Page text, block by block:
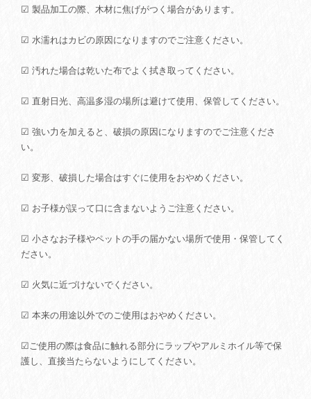
☑ 製品加工の際、木材に焦げがつく場合があります。
☑ 水濡れはカビの原因になりますのでご注意ください。
☑ 汚れた場合は乾いた布でよく拭き取ってください。
☑ 直射日光、高温多湿の場所は避けて使用、保管してください。
☑ 強い力を加えると、破損の原因になりますのでご注意くださ
い。
☑ 変形、破損した場合はすぐに使用をおやめください。
☑ お子様が誤って口に含まないようご注意ください。
☑ 小さなお子様やペットの手の届かない場所で使用・保管してく
ださい。
☑ 火気に近づけないでください。
☑ 本来の用途以外でのご使用はおやめください。
☑ご使用の際は食品に触れる部分にラップやアルミホイル等で保
護し、直接当たらないようにしてください。